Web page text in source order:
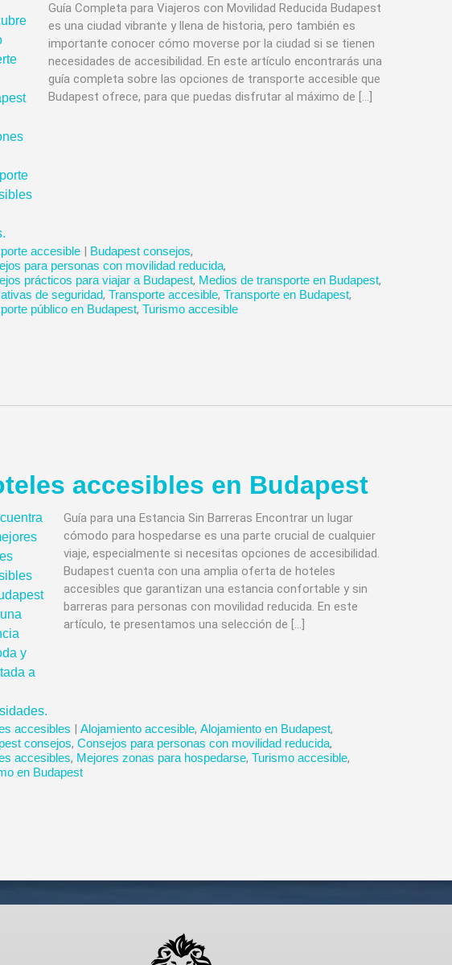
Guía Completa para Viajeros con Movilidad Reducida Budapest
es una ciudad vibrante y llena de historia, pero también es
importante conocer cómo moverse por la ciudad si se tienen
necesidades de accesibilidad. En este artículo encontrarás una
guía completa sobre las opciones de transporte accesible que
Budapest ofrece, para que puedas disfrutar al máximo de […]
accesible | Budapest consejos,
para personas con movilidad reducida,
prácticos para viajar a Budapest, Medios de transporte en Budapest,
de seguridad, Transporte accesible, Transporte en Budapest,
público en Budapest, Turismo accesible
accesibles en Budapest
Guía para una Estancia Sin Barreras Encontrar un lugar
cómodo para hospedarse es una parte crucial de cualquier
viaje, especialmente si necesitas opciones de accesibilidad.
Budapest cuenta con una amplia oferta de hoteles
accesibles que garantizan una estancia confortable y sin
barreras para personas con movilidad reducida. En este
artículo, te presentamos una selección de […]
accesibles | Alojamiento accesible, Alojamiento en Budapest,
consejos, Consejos para personas con movilidad reducida,
accesibles, Mejores zonas para hospedarse, Turismo accesible,
en Budapest